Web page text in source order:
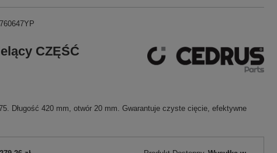
CZĘŚĆ
Długość 420 mm, otwór 20 mm. Gwarantuje czyste cięcie, efektywne